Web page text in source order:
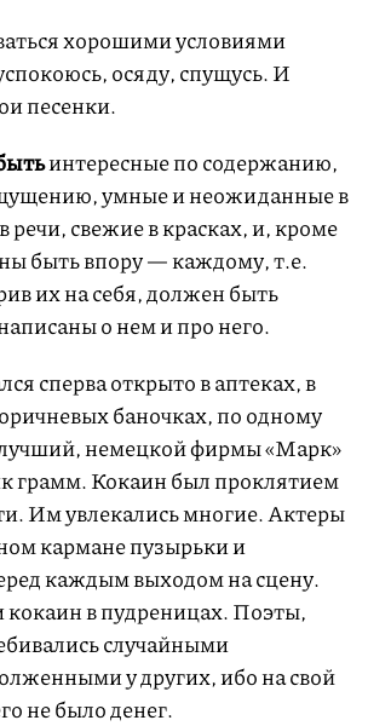
хорошими условиями
осяду, спущусь. И
песенки.
интересные по содержанию,
умные и неожиданные в
речи, свежие в красках, и, кроме
быть впору — каждому, т.е.
их на себя, должен быть
о нем и про него.
сперва открыто в аптеках, в
баночках, по одному
немецкой фирмы «Марк»
грамм. Кокаин был проклятием
Им увлекались многие. Актеры
кармане пузырьки и
каждым выходом на сцену.
в пудреницах. Поэты,
случайными
у других, ибо на свой
не было денег.